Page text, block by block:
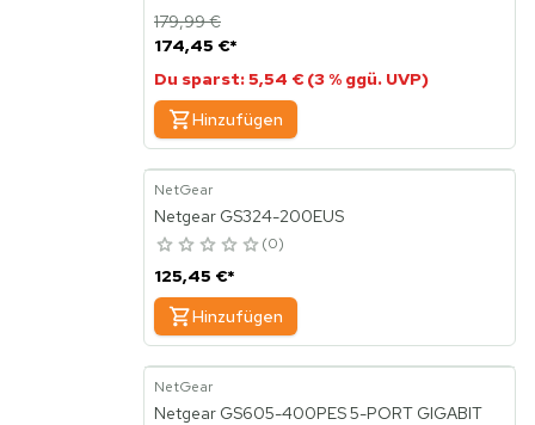
174,45 €*
179,99 €
Du sparst: 5,54 € (3 % ggü. UVP)
Hinzufügen
NetGear
Netgear GS324-200EUS
0
125,45 €*
Hinzufügen
NetGear
Netgear GS605-400PES 5-PORT GIGABIT